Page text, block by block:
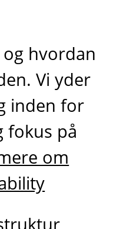
hvordan
Vi yder
inden for
fokus på
om